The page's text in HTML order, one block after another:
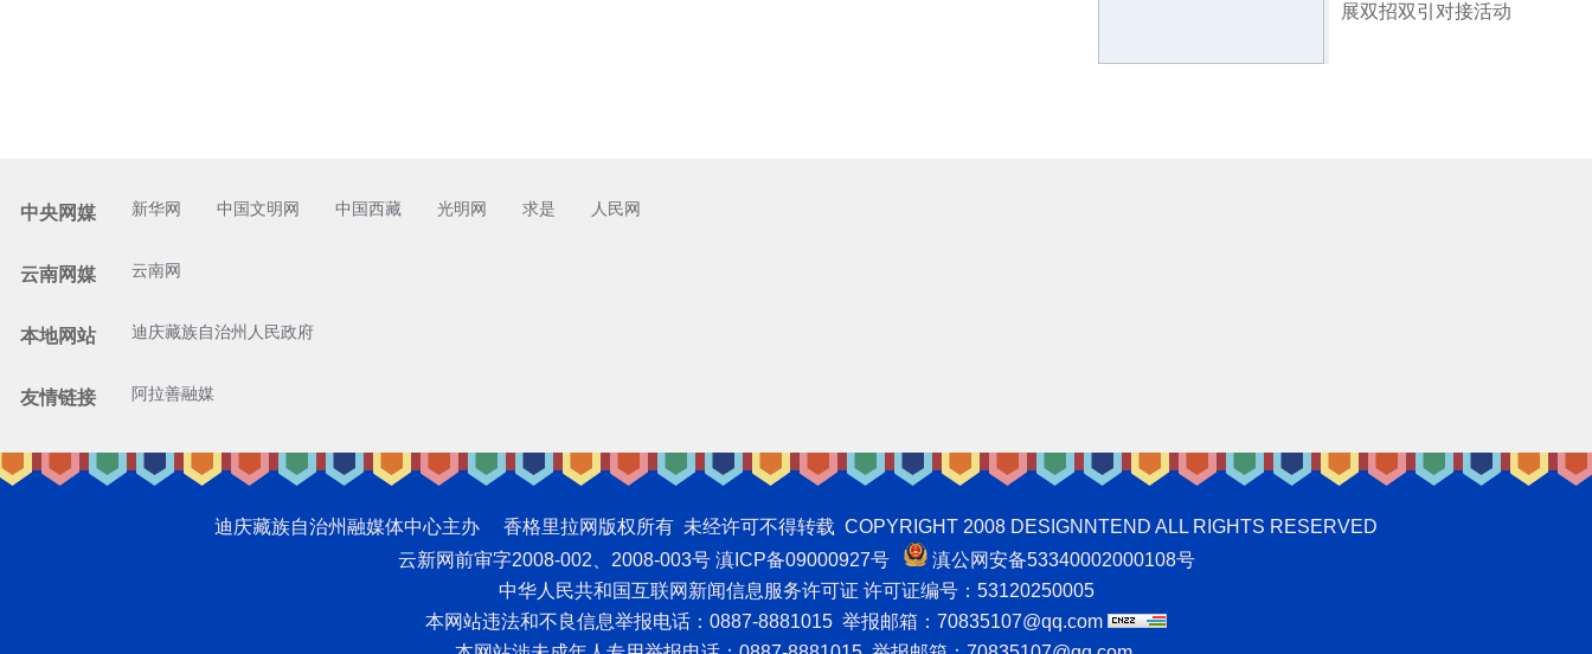
展双招双引对接活动
中央网媒 新华网 中国文明网 中国西藏 光明网 求是 人民网
云南网媒 云南网
本地网站 迪庆藏族自治州人民政府
友情链接 阿拉善融媒
迪庆藏族自治州融媒体中心主办 香格里拉网版权所有 未经许可不得转载 COPYRIGHT 2008 DESIGNNTEND ALL RIGHTS RESERVED
云新网前审字2008-002、2008-003号 滇ICP备09000927号
滇公网安备53340002000108号
中华人民共和国互联网新闻信息服务许可证 许可证编号：53120250005
本网站违法和不良信息举报电话：0887-8881015 举报邮箱：70835107@qq.com